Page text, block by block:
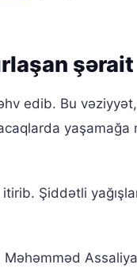
şərait
edib. Bu
yaşamağa
itirib. Şiddətli